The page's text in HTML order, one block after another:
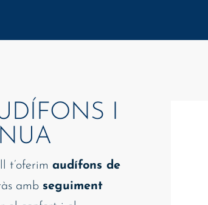
I
t’oferim audífons de
amb seguiment